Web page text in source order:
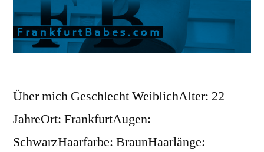
Über mich Geschlecht WeiblichAlter: 22
JahreOrt: FrankfurtAugen:
SchwarzHaarfarbe: BraunHaarlänge: